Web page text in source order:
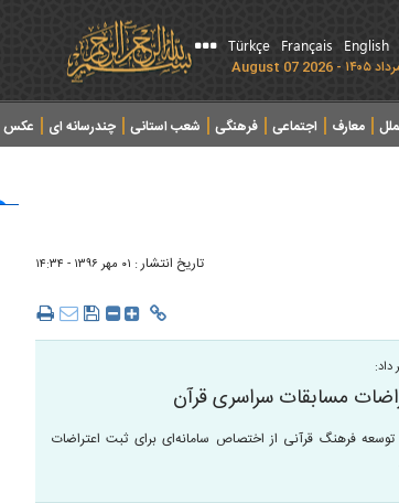
English
Français
Türkçe
معارف اجتماعی فرهنگی شعب استانی چندرسانه ای عکس
تاریخ انتشار : ۰۱ مهر ۱۳۹۶ - ۱۴:۳۴
داد:
مسابقات سراسری قرآن
فرهنگ قرآنی از اختصاص سامانه‌ای برای ثبت اعتراضات